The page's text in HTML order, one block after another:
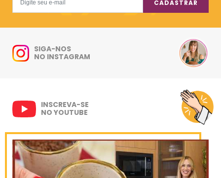
CADASTRAR
SIGA-NOS
NO INSTAGRAM
INSCREVA-SE
NO YOUTUBE